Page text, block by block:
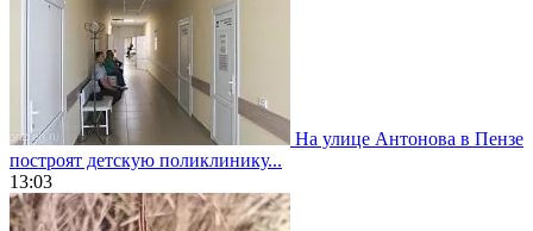
На улице Антонова в Пензе
построят детскую поликлинику...
13:03